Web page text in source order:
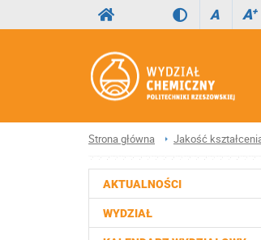
A A+
Strona główna Jakość
AKTUALNOŚCI
WYDZIAŁ